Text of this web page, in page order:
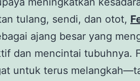
tulang, sendi, dan otot,
ajang besar yang
dan mencintai tubuhnya.
untuk terus